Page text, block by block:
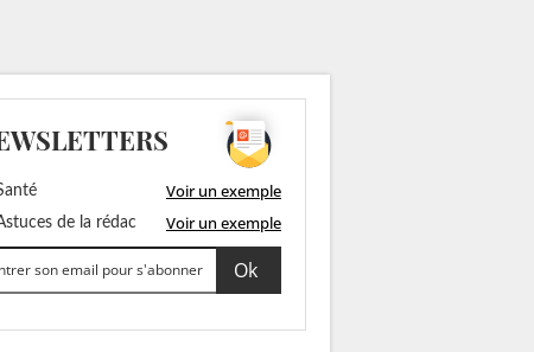
Voir un exemple
de la rédac Voir un exemple